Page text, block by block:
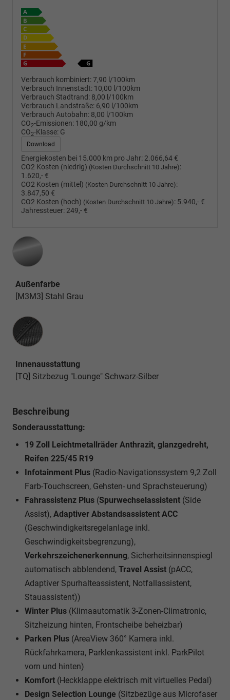
Verbrauch kombiniert:7,90 l/100km
Verbrauch Innenstadt: 10,00 l/100km
Verbrauch Stadtrand: 8,00 l/100km
Verbrauch Landstraße: 6,90 l/100km
Verbrauch Autobahn: 8,00 l/100km
CO2-Emissionen: 180,00 g/km
CO2-Klasse: G
Download
Energiekosten bei 15.000 km pro Jahr: 2.066,64 €
CO2 Kosten (niedrig) (Kosten Durchschnitt 10 Jahre):
1.620,- €
CO2 Kosten (mittel) (Kosten Durchschnitt 10 Jahre):
3.847,50 €
CO2 Kosten (hoch) (Kosten Durchschnitt 10 Jahre): 5.940,- €
Jahressteuer: 249,- €
Außenfarbe
[M3M3] Stahl Grau
Innenausstattung
Innenausstattung
[TQ] Sitzbezug "Lounge" Schwarz-Silber
Beschreibung
Sonderausstattung:
19 Zoll Leichtmetallräder Anthrazit, glanzgedreht,
Reifen 225/45 R19
Infotainment Plus (Radio-Navigationssystem 9,2 Zoll
Farb-Touchscreen, Gehsten- und Sprachsteuerung)
Fahrassistenz Plus (Spurwechselassistent (Side
Assist), Adaptiver Abstandsassistent ACC
(Geschwindigkeitsregelanlage inkl.
Geschwindigkeitsbegrenzung),
Verkehrszeichenerkennung, Sicherheitsinnenspiegl
automatisch abblendend, Travel Assist (pACC,
Adaptiver Spurhalteassistent, Notfallassistent,
Stauassistent))
Winter Plus (Klimaautomatik 3-Zonen-Climatronic,
Sitzheizung hinten, Frontscheibe beheizbar)
Parken Plus (AreaView 360° Kamera inkl.
Rückfahrkamera, Parklenkassistent inkl. ParkPilot
vorn und hinten)
Komfort (Heckklappe elektrisch mit virtuelles Pedal)
Design Selection Lounge (Sitzbezüge aus Microfaser